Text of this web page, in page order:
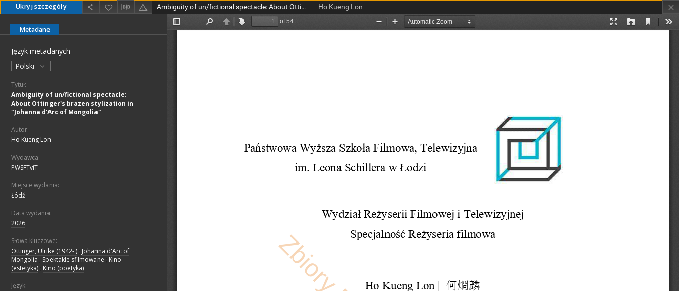
Ukryj szczegóły Ambiguity of un/fictional spectacle: About Ottinger's brazen stylization in "Johanna d'Arc of Mongolia" Ho Kueng Lon
Metadane
Język metadanych
Polski
Tytuł:
Ambiguity of un/fictional spectacle:
About Ottinger's brazen stylization in
"Johanna d'Arc of Mongolia"
Autor:
Ho Kueng Lon
Wydawca:
PWSFTviT
Miejsce wydania:
Łódź
Data wydania:
2026
Słowa kluczowe:
Ottinger, Ulrike (1942- ) Johanna d'Arc of
Mongolia
Spektakle sfilmowane
Kino
(estetyka) Kino (poetyka)
Język: